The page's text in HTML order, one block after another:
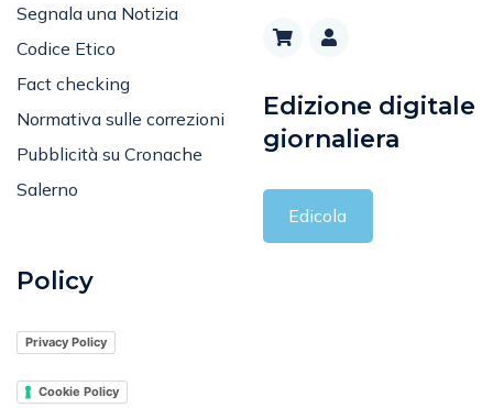
Segnala una Notizia
Codice Etico
Fact checking
Normativa sulle correzioni
Pubblicità su Cronache
Salerno
Edizione digitale
giornaliera
Edicola
Policy
Privacy Policy
Cookie Policy